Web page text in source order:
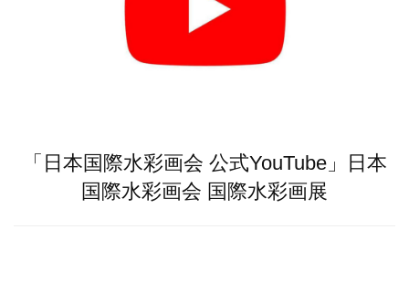
「日本国際水彩画会 公式YouTube」日本
国際水彩画会 国際水彩画展